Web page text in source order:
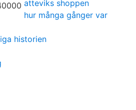
atteviks shoppen
hur många gånger var
historien